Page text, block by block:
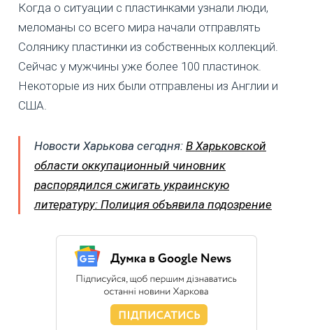
Когда о ситуации с пластинками узнали люди,
меломаны со всего мира начали отправлять
Солянику пластинки из собственных коллекций.
Сейчас у мужчины уже более 100 пластинок.
Некоторые из них были отправлены из Англии и
США.
Новости Харькова сегодня: В Харьковской
области оккупационный чиновник
распорядился сжигать украинскую
литературу: Полиция объявила подозрение